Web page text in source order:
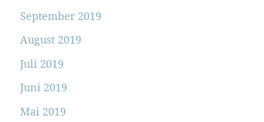
September 2019
August 2019
Juli 2019
Juni 2019
Mai 2019